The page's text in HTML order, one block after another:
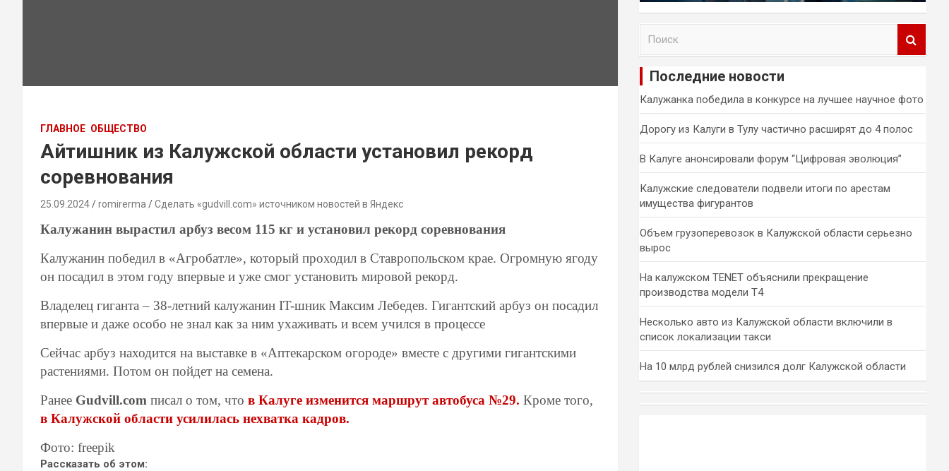
ГЛАВНОЕ ОБЩЕСТВО
Айтишник из Калужской области установил рекорд
соревнования
25.09.2024 romirerma Сделать «gudvill.com» источником новостей в Яндекс
Калужанин вырастил арбуз весом 115 кг и установил рекорд соревнования
Калужанин победил в «Агробатле», который проходил в Ставропольском крае. Огромную ягоду
он посадил в этом году впервые и уже смог установить мировой рекорд.
Владелец гиганта – 38-летний калужанин IT-шник Максим Лебедев. Гигантский арбуз он посадил
впервые и даже особо не знал как за ним ухаживать и всем учился в процессе
Сейчас арбуз находится на выставке в «Аптекарском огороде» вместе с другими гигантскими
растениями. Потом он пойдет на семена.
Ранее Gudvill.com писал о том, что в Калуге изменится маршрут автобуса №29. Кроме того,
в Калужской области усилилась нехватка кадров.
Фото: freepik
Рассказать об этом:
и
Последние новости
Калужанка победила в конкурсе на лучшее научное фото
Дорогу из Калуги в Тулу частично расширят до 4 полос
В Калуге анонсировали форум “Цифровая эволюция”
Калужские следователи подвели итоги по арестам
имущества фигурантов
Объем грузоперевозок в Калужской области серьезно
вырос
На калужском TENET объяснили прекращение
производства модели T4
Несколько авто из Калужской области включили в
список локализации такси
На 10 млрд рублей снизился долг Калужской области